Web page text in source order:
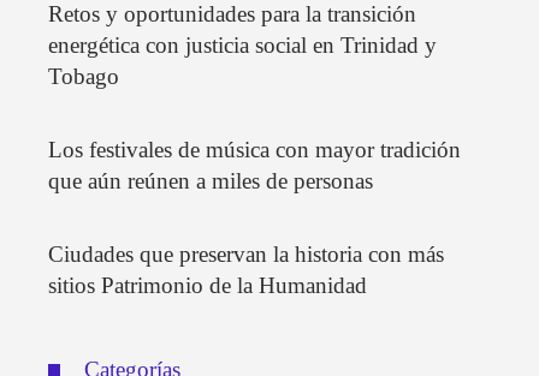
Retos y oportunidades para la transición
energética con justicia social en Trinidad y
Tobago
Los festivales de música con mayor tradición
que aún reúnen a miles de personas
Ciudades que preservan la historia con más
sitios Patrimonio de la Humanidad
Categorías